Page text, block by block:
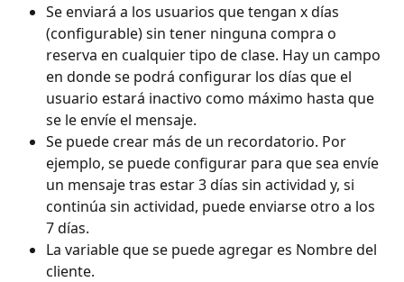
Se enviará a los usuarios que tengan x días
(configurable) sin tener ninguna compra o
reserva en cualquier tipo de clase. Hay un campo
en donde se podrá configurar los días que el
usuario estará inactivo como máximo hasta que
se le envíe el mensaje.
Se puede crear más de un recordatorio. Por
ejemplo, se puede configurar para que sea envíe
un mensaje tras estar 3 días sin actividad y, si
continúa sin actividad, puede enviarse otro a los
7 días.
La variable que se puede agregar es Nombre del
cliente.